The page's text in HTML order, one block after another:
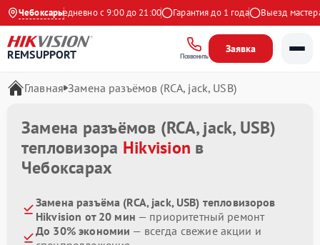
Чебоксары
Ежедневно с 9:00 до 21:00 Гарантия до 1 года Выезд мастера
REMSUPPORT Позвонить
Заявка
Главная Замена разъёмов (RCA, jack, USB)
Замена разъёмов (RCA, jack, USB)
тепловизора Hikvision в
Чебоксарах
Замена разъёма (RCA, jack, USB) тепловизоров
Hikvision от 20 мин — приоритетный ремонт
До 30% экономии — всегда свежие акции и